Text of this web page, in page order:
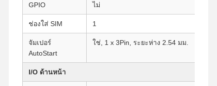
GPIO ไม่
ช่องใส่ SIM 1
จัมเปอร์
AutoStart
ใช่, 1 x 3Pin, ระยะห่าง 2.54 มม.
I/O ด้านหน้า